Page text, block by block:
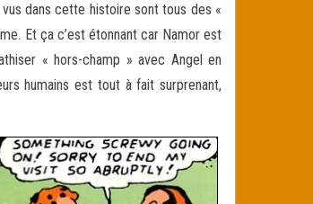
dans cette histoire sont tous des «
Et ça c’est étonnant car Namor est
« hors-champ » avec Angel en
humains est tout à fait surprenant,